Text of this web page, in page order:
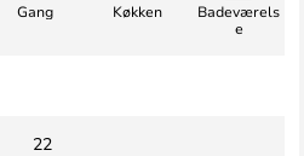
Gang Køkken
Badeværels
e
22